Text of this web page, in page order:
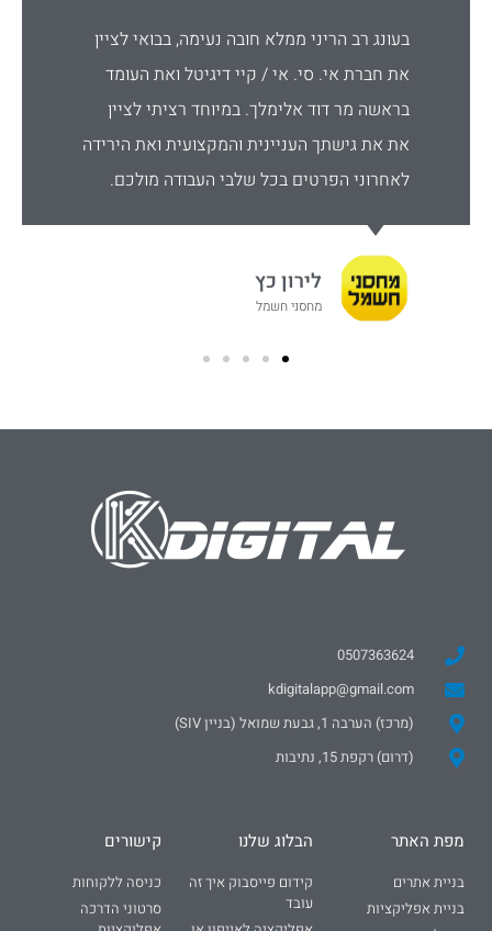
בעונג רב הריני ממלא חובה נעימה, בבואי לציין
את חברת אי. סי. אי / קיי דיגיטל ואת העומד
בראשה מר דוד אלימלך. במיוחד רציתי לציין
את את גישתך העניינית והמקצועית ואת הירידה
לאחרוני הפרטים בכל שלבי העבודה מולכם.
לירון כץ
מחסני חשמל
0507363624
kdigitalapp@gmail.com
(מרכז) הערבה 1, גבעת שמואל (בניין SIV)
(דרום) רקפת 15, נתיבות
מפת האתר
בניית אתרים
בניית אפליקציות
הבלוג שלנו
קידום פייסבוק איך זה
עובד
קישורים
כניסה ללקוחות
סרטוני הדרכה